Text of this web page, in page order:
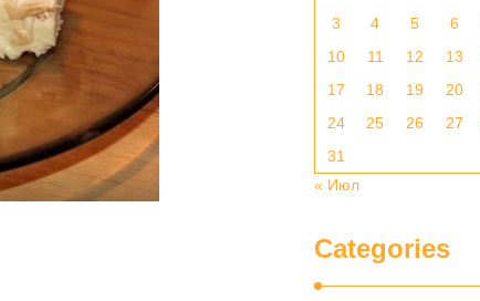
3
4 5 6
10
11 12 13
17
18 19 20
24
25 26 27
31
« Июл
Categories